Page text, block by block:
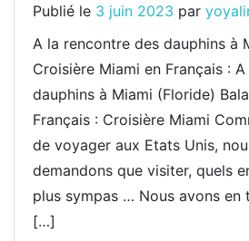
Publié le 3 juin 2023 par
A la rencontre des dauphins à
Croisière Miami en Français :
dauphins à Miami (Floride)
Français : Croisière Miami
de voyager aux Etats Unis,
demandons que visiter, quels
plus sympas … Nous avons en
[…]